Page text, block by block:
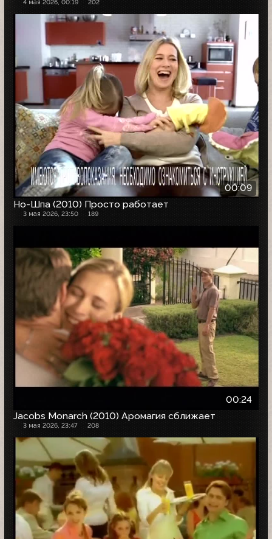
4 мая 2026, 00:19 202
00:09
Но-Шпа (2010) Просто работает
3 мая 2026, 23:50 189
00:24
Jacobs Monarch (2010) Аромагия сближает
3 мая 2026, 23:47 208